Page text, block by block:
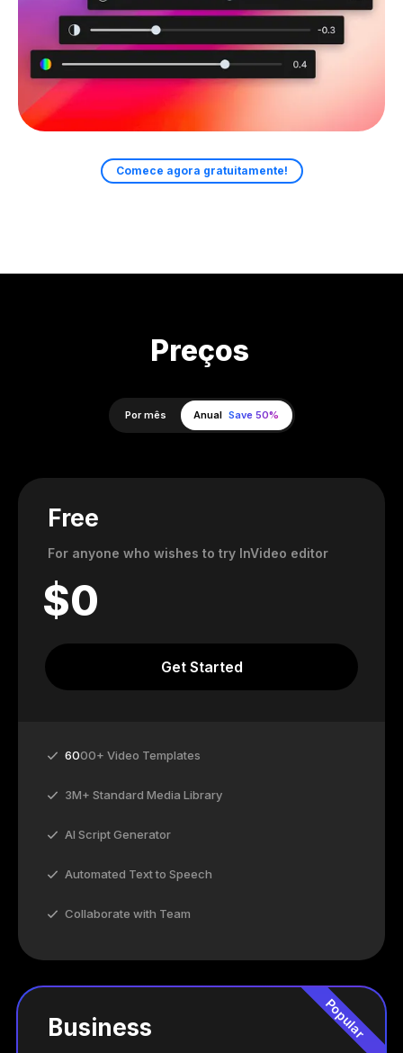
Comece agora gratuitamente!
Preços
Por mês Anual Save 50%
Free
For anyone who wishes to try InVideo editor
$0
Get Started
6000+ Video Templates
3M+ Standard Media Library
AI Script Generator
Automated Text to Speech
Collaborate with Team
Popular
Business